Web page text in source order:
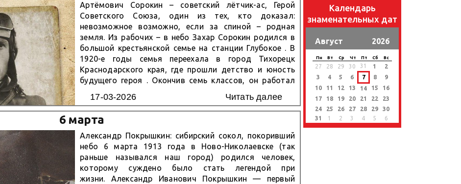
Артёмович Сорокин – советский лётчик-ас, Герой
Советского Союза, один из тех, кто доказал:
невозможное возможно, если за спиной – родная
земля. Из рабочих – в небо Захар Сорокин родился в
большой крестьянской семье на станции Глубокое . В
1920-е годы семья переехала в город Тихорецк
Краснодарского края, где прошли детство и юность
будущего героя . Окончив семь классов, он работал
учился в аэроклубе – мечта о небе...
17-03-2026 Читать далее
6 марта
Александр Покрышкин: сибирский сокол, покоривший
небо 6 марта 1913 года в Ново-Николаевске (так
раньше назывался наш город) родился человек,
которому суждено было стать легендой при
жизни. Александр Иванович Покрышкин — первый
Календарь
знаменательных дат
Август 2026
Пн Вт Ср Чт Пт Сб Вс
27 28 29 30 31 1
2
3
4 5 6 7 8
9
10
11 12 13 14 15
16
17
18 19 20 21 22
23
24
25 26 27 28 29
30
31
1 2 3 4 5 6